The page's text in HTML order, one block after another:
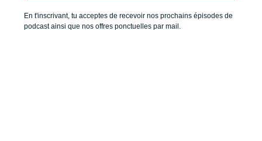
En t'inscrivant, tu acceptes de recevoir nos prochains épisodes de
podcast ainsi que nos offres ponctuelles par mail.